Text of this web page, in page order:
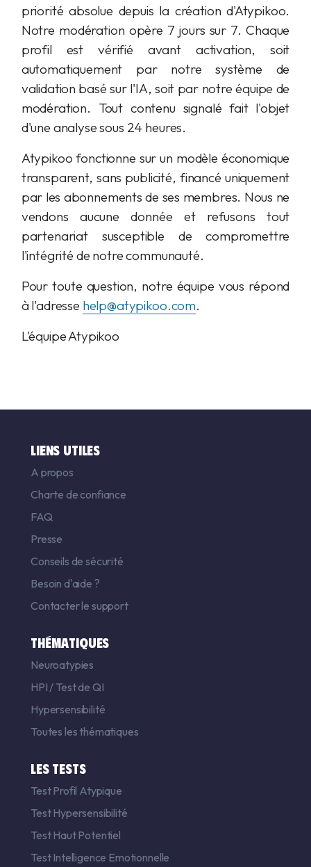
priorité absolue depuis la création d'Atypikoo.
Notre modération opère 7 jours sur 7. Chaque
profil est vérifié avant activation, soit
automatiquement par notre système de
validation basé sur l'IA, soit par notre équipe de
modération. Tout contenu signalé fait l'objet
d'une analyse sous 24 heures.
Atypikoo fonctionne sur un modèle économique
transparent, sans publicité, financé uniquement
par les abonnements de ses membres. Nous ne
vendons aucune donnée et refusons tout
partenariat susceptible de compromettre
l'intégrité de notre communauté.
Pour toute question, notre équipe vous répond
à l'adresse help@atypikoo.com.
L'équipe Atypikoo
LIENS UTILES
A propos
Charte de confiance
FAQ
Presse
Conseils de sécurité
Besoin d'aide ?
Contacter le support
THÉMATIQUES
Neuroatypies
HPI / Test de QI
Hypersensibilité
Toutes les thématiques
LES TESTS
Test Profil Atypique
Test Hypersensibilité
Test Haut Potentiel
Test Intelligence Emotionnelle